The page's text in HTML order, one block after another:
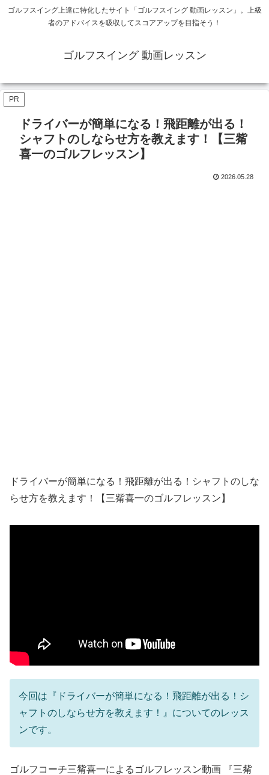
ゴルフスイング上達に特化したサイト「ゴルフスイング 動画レッスン」。上級
者のアドバイスを吸収してスコアアップを目指そう！
ゴルフスイング 動画レッスン
PR
ドライバーが簡単になる！飛距離が出る！
シャフトのしならせ方を教えます！【三觜
喜一のゴルフレッスン】
2026.05.28
ドライバーが簡単になる！飛距離が出る！シャフトのしな
らせ方を教えます！【三觜喜一のゴルフレッスン】
今回は『ドライバーが簡単になる！飛距離が出る！シ
ャフトのしならせ方を教えます！』についてのレッス
ンです。
ゴルフコーチ三觜喜一によるゴルフレッスン動画 『三觜